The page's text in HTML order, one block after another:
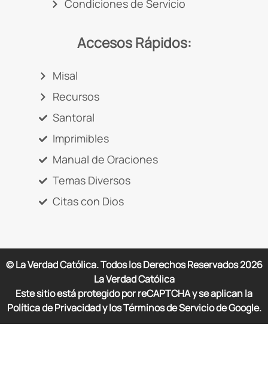
Condiciones de Servicio
Accesos Rápidos:
Misal
Recursos
Santoral
Imprimibles
Manual de Oraciones
Temas Diversos
Citas con Dios
© La Verdad Católica. Todos los Derechos Reservados2026
La Verdad Católica
Este sitio está protegido por reCAPTCHA y se aplican la
Política de Privacidad y los Términos de Servicio de Google.